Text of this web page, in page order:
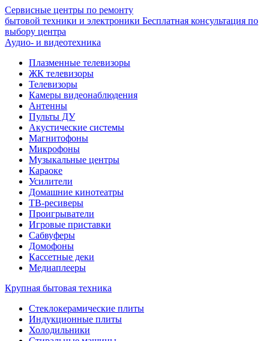
Сервисные центры по ремонту
бытовой техники и электроники Бесплатная консультация по
выбору центра
Аудио- и видеотехника
Плазменные телевизоры
ЖК телевизоры
Телевизоры
Камеры видеонаблюдения
Антенны
Пульты ДУ
Акустические системы
Магнитофоны
Микрофоны
Музыкальные центры
Караоке
Усилители
Домашние кинотеатры
ТВ-ресиверы
Проигрыватели
Игровые приставки
Сабвуферы
Домофоны
Кассетные деки
Медиаплееры
Крупная бытовая техника
Стеклокерамические плиты
Индукционные плиты
Холодильники